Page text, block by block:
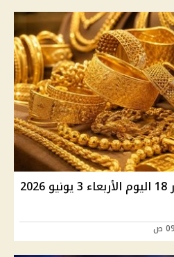
استقرار سعر الذهب عيار 18 اليوم الأربعاء 3 يونيو 2026